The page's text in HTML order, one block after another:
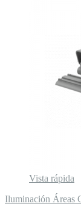
Vista rápida
Iluminación Áreas